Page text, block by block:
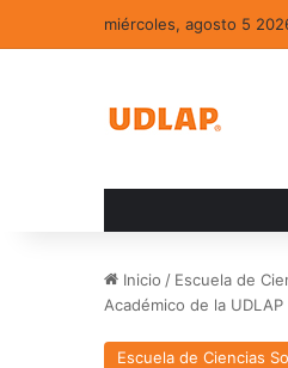
miércoles, agosto 5
Inicio / Escuela de
Académico de la UDLAP
Escuela de Ciencias